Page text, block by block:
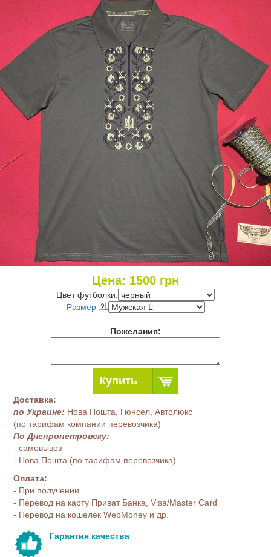
Цена: 1500 грн
Цвет футболки:
Размер
:
Пожелания:
Купить
Доставка:
по Украине: Нова Пошта, Гюнсел, Автолюкс
(по тарифам компании перевозчика)
По Днепропетровску:
- самовывоз
- Нова Пошта (по тарифам перевозчика)
Оплата:
- При получении
- Перевод на карту Приват Банка, Visa/Master Card
- Перевод на кошелек WebMoney и др.
Гарантия качества